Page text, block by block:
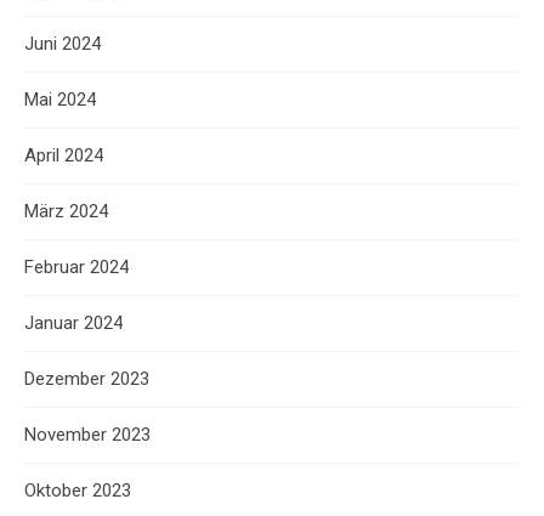
Juni 2024
Mai 2024
April 2024
März 2024
Februar 2024
Januar 2024
Dezember 2023
November 2023
Oktober 2023